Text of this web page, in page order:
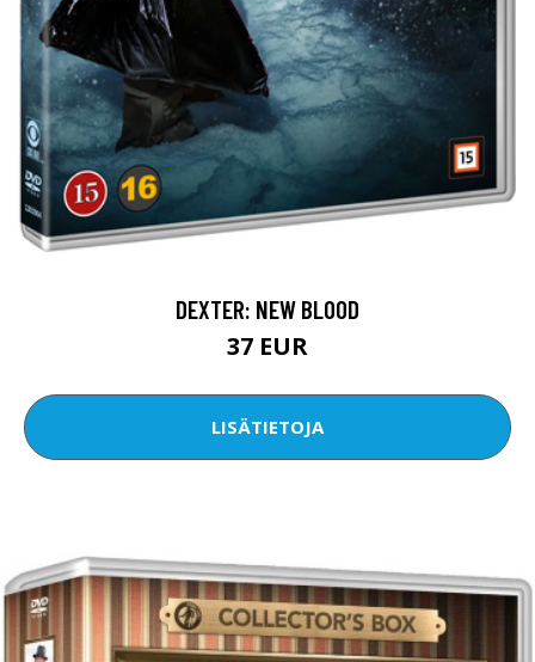
DEXTER: NEW BLOOD
37 EUR
LISÄTIETOJA